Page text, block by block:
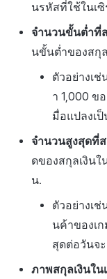
นรหัสที่ใช้ในเซิ
จำนวนขั้นต่ำที่
นขั้นต่ำของสกุล
ตัวอย่างเ
า 1,000 ข
มื่อแปลงเป็
จำนวนสูงสุดที่
ดของสกุลเงินใ
น.
ตัวอย่างเ
นค้าของเ
สุดต่อวันจ
ภาพสกุลเงินใน